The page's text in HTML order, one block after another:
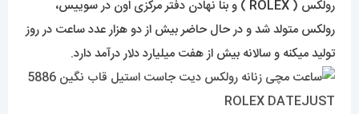
رولکس ( ROLEX ) و بنا نهادن دفتر مرکزی اون در سوییس،
رولکس متولد شد و در حال حاضر بیش از دو هزار عدد ساعت در روز
تولید میکنه و سالانه بیش از هفت میلیارد دلار درآمد دارد.